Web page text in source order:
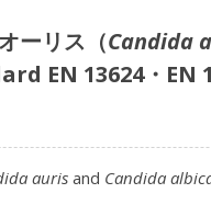
ーリス（Candida
EN 13624・EN
auris and Candida